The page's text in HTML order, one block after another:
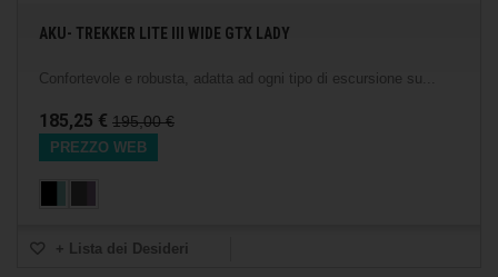
AKU- TREKKER LITE III WIDE GTX LADY
Confortevole e robusta, adatta ad ogni tipo di escursione su...
185,25 € 195,00 €
PREZZO WEB
+ Lista dei Desideri